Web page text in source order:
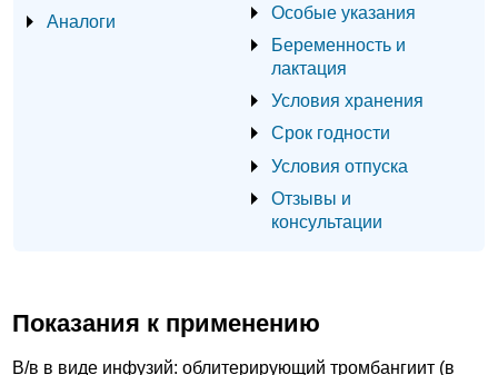
Аналоги
Особые указания
Беременность и
лактация
Условия хранения
Срок годности
Условия отпуска
Отзывы и
консультации
Показания к применению
В/в в виде инфузий: облитерирующий тромбангиит (в